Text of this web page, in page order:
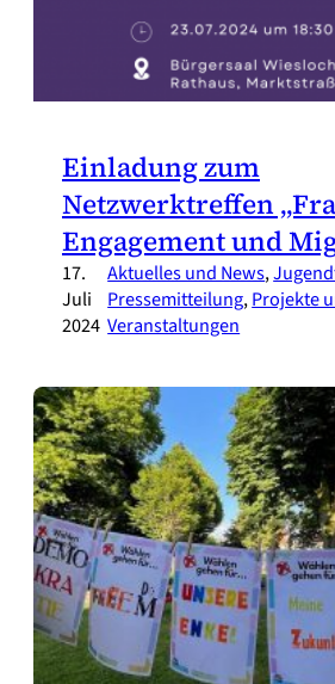
Einladung zum
Netzwerktreffen
Engagement und
17.
Juli
2024
Aktuelles und News,
Pressemitteilung, Projekte
Veranstaltungen